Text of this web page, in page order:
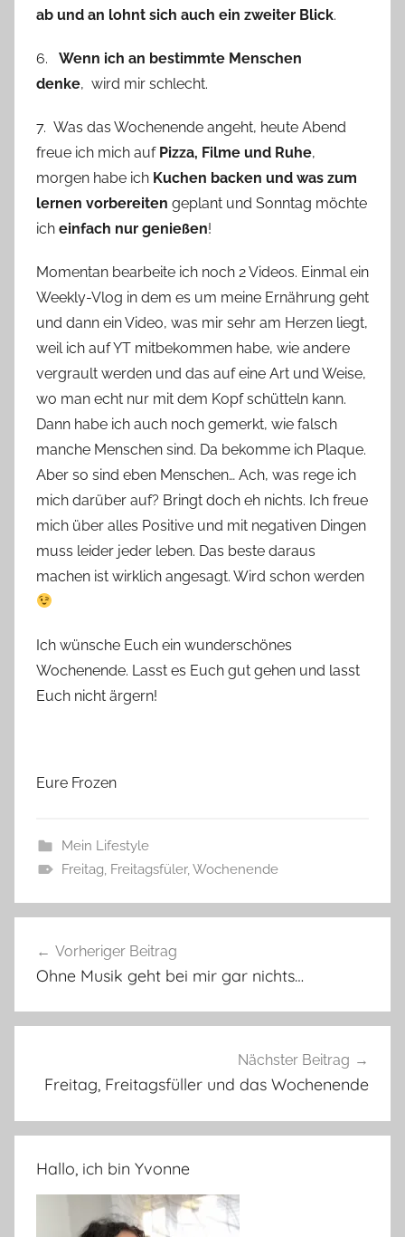
ab und an lohnt sich auch ein zweiter Blick.
6. Wenn ich an bestimmte Menschen
denke, wird mir schlecht.
7. Was das Wochenende angeht, heute Abend
freue ich mich auf Pizza, Filme und Ruhe,
morgen habe ich Kuchen backen und was zum
lernen vorbereiten geplant und Sonntag möchte
ich einfach nur genießen!
Momentan bearbeite ich noch 2 Videos. Einmal ein
Weekly-Vlog in dem es um meine Ernährung geht
und dann ein Video, was mir sehr am Herzen liegt,
weil ich auf YT mitbekommen habe, wie andere
vergrault werden und das auf eine Art und Weise,
wo man echt nur mit dem Kopf schütteln kann.
Dann habe ich auch noch gemerkt, wie falsch
manche Menschen sind. Da bekomme ich Plaque.
Aber so sind eben Menschen… Ach, was rege ich
mich darüber auf? Bringt doch eh nichts. Ich freue
mich über alles Positive und mit negativen Dingen
muss leider jeder leben. Das beste daraus
machen ist wirklich angesagt. Wird schon werden
Ich wünsche Euch ein wunderschönes
Wochenende. Lasst es Euch gut gehen und lasst
Euch nicht ärgern!
Eure Frozen
Mein Lifestyle
Freitag, Freitagsfüler,Wochenende
Vorheriger Beitrag
Ohne Musik geht bei mir gar nichts…
Nächster Beitrag
Freitag, Freitagsfüller und das Wochenende
Hallo, ich bin Yvonne